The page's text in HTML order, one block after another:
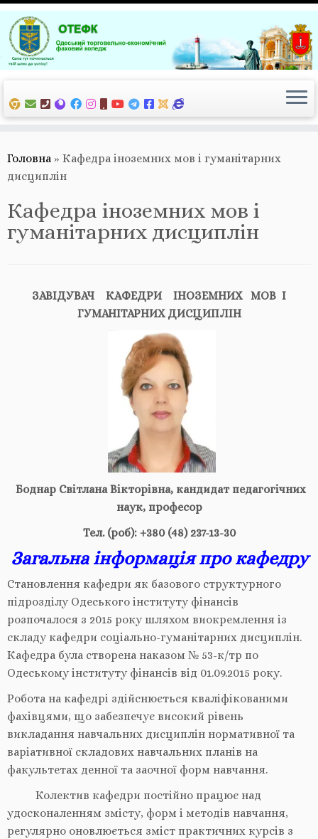
Перейти
до
вмісту
Головна » Кафедра іноземних мов і гуманітарних
дисциплін
Кафедра іноземних мов і
гуманітарних дисциплін
ЗАВІДУВАЧ КАФЕДРИ ІНОЗЕМНИХ МОВ І
ГУМАНІТАРНИХ ДИСЦИПЛІН
БоднарСвітлана Вікторівна, кандидат педагогічних
наук, професор
Тел.(роб): +380 (48) 237-13-30
Загальна інформація про кафедру
Становлення кафедри як базового структурного
підрозділу Одеського інституту фінансів
розпочалося з 2015 року шляхом виокремлення із
складу кафедри соціально-гуманітарних дисциплін.
Кафедра була створена наказом № 53-к/тр по
Одеському інституту фінансів від 01.09.2015 року.
Робота на кафедрі здійснюється кваліфікованими
фахівцями, що забезпечує високий рівень
викладання навчальних дисциплін нормативної та
варіативної складових навчальних планів на
факультетах денної та заочної форм навчання.
Колектив кафедри постійно працює над
удосконаленням змісту, форм і методів навчання,
регулярно оновлюється зміст практичних курсів з